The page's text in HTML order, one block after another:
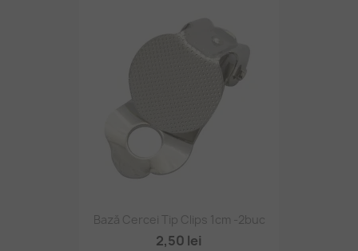
Bază Cercei Tip Clips 1cm -2buc
2,50 lei